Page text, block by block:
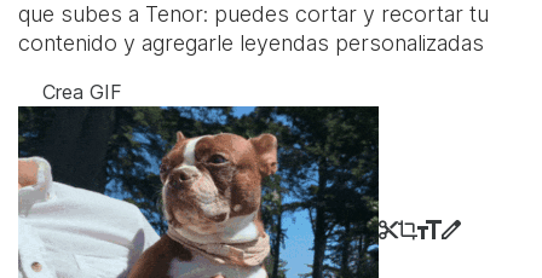
que subes a Tenor: puedes cortar y recortar tu
contenido y agregarle leyendas personalizadas
Crea GIF